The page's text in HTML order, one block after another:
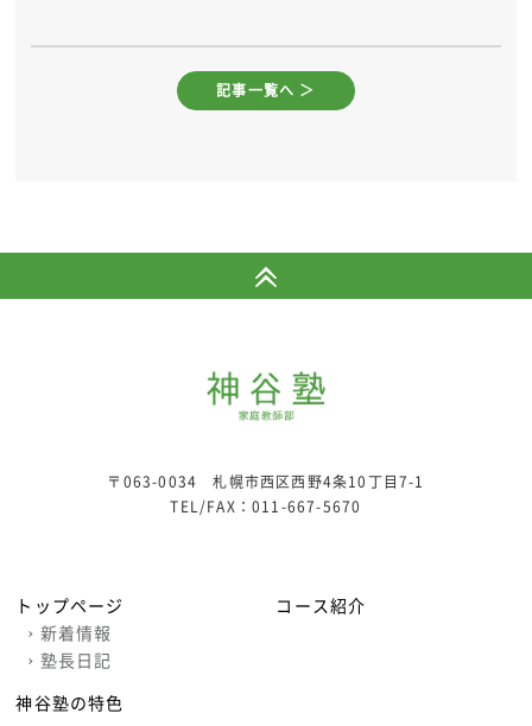
記事一覧へ ＞
〒063-0034 札幌市西区西野4条10丁目7-1
TEL/FAX：011-667-5670
トップページ
› 新着情報
› 塾長日記
神谷塾の特色
コース紹介